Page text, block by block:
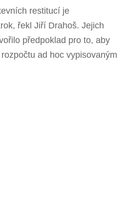
restitucí je
řekl Jiří Drahoš. Jejich
předpoklad pro to, aby
ad hoc vypisovaným